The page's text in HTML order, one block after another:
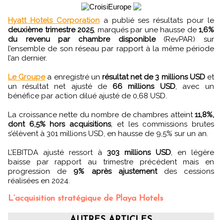
Hyatt Hotels Corporationa publié ses résultats pour le
deuxième trimestre 2025, marqués par une hausse de 1,6%
du revenu par chambre disponible(RevPAR) sur
l’ensemble de son réseau par rapport à la même période
l’an dernier.
Le Groupea enregistré un résultat net de 3 millions USDet
un résultat net ajusté de 66 millions USD, avec un
bénéfice par action dilué ajusté de 0,68 USD.
La croissance nette du nombre de chambres atteint11,8%,
dont 6,5% hors acquisitions, et les commissions brutes
s’élèvent à 301 millions USD, en hausse de 9,5% sur un an.
L’EBITDA ajusté ressort à 303 millions USD, en légère
baisse par rapport au trimestre précédent mais en
progression de 9% après ajustementdes cessions
réalisées en 2024.
L’acquisition stratégique de Playa Hotels